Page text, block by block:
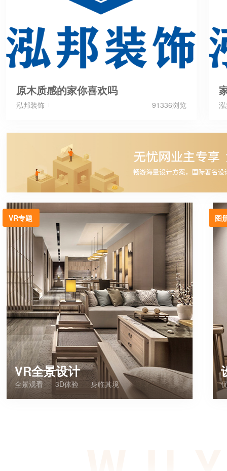
原木质感的家你喜欢吗
泓邦装饰 91336浏览
VR专题
VR全景设计
全景观看 3D体验 身临其境
图